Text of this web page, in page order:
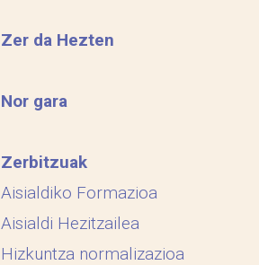
Zer da Hezten
Nor gara
Zerbitzuak
Aisialdiko Formazioa
Aisialdi Hezitzailea
Hizkuntza normalizazioa